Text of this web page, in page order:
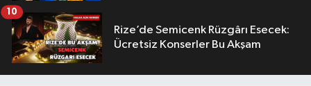
Rize’de Semicenk Rüzgârı Esecek:
Ücretsiz Konserler Bu Akşam
10